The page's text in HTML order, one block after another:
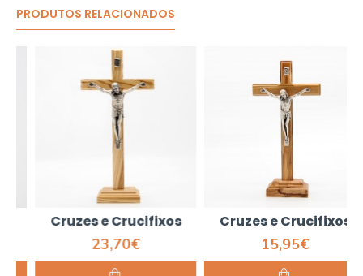
PRODUTOS RELACIONADOS
Cruzes e Crucifixos
23,70€
Cruzes e Crucifixos
15,95€